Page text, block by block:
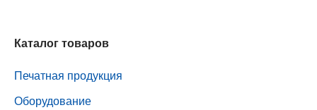
Каталог товаров
Печатная продукция
Оборудование